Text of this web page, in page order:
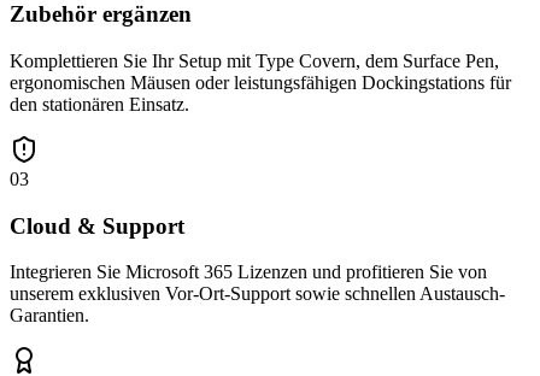
Zubehör ergänzen
Komplettieren Sie Ihr Setup mit Type Covern, dem Surface Pen,
ergonomischen Mäusen oder leistungsfähigen Dockingstations für
den stationären Einsatz.
03
Cloud & Support
Integrieren Sie Microsoft 365 Lizenzen und profitieren Sie von
unserem exklusiven Vor-Ort-Support sowie schnellen Austausch-
Garantien.